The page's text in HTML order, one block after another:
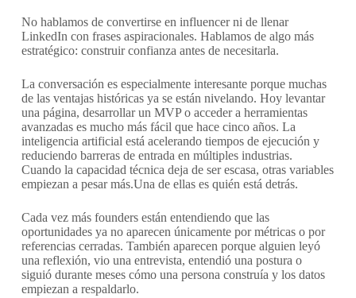
No hablamos de convertirse en influencer ni de llenar
LinkedIn con frases aspiracionales. Hablamos de algo más
estratégico: construir confianza antes de necesitarla.
La conversación es especialmente interesante porque muchas
de las ventajas históricas ya se están nivelando. Hoy levantar
una página, desarrollar un MVP o acceder a herramientas
avanzadas es mucho más fácil que hace cinco años. La
inteligencia artificial está acelerando tiempos de ejecución y
reduciendo barreras de entrada en múltiples industrias.
Cuando la capacidad técnica deja de ser escasa, otras variables
empiezan a pesar más.Una de ellas es quién está detrás.
Cada vez más founders están entendiendo que las
oportunidades ya no aparecen únicamente por métricas o por
referencias cerradas. También aparecen porque alguien leyó
una reflexión, vio una entrevista, entendió una postura o
siguió durante meses cómo una persona construía y los datos
empiezan a respaldarlo.